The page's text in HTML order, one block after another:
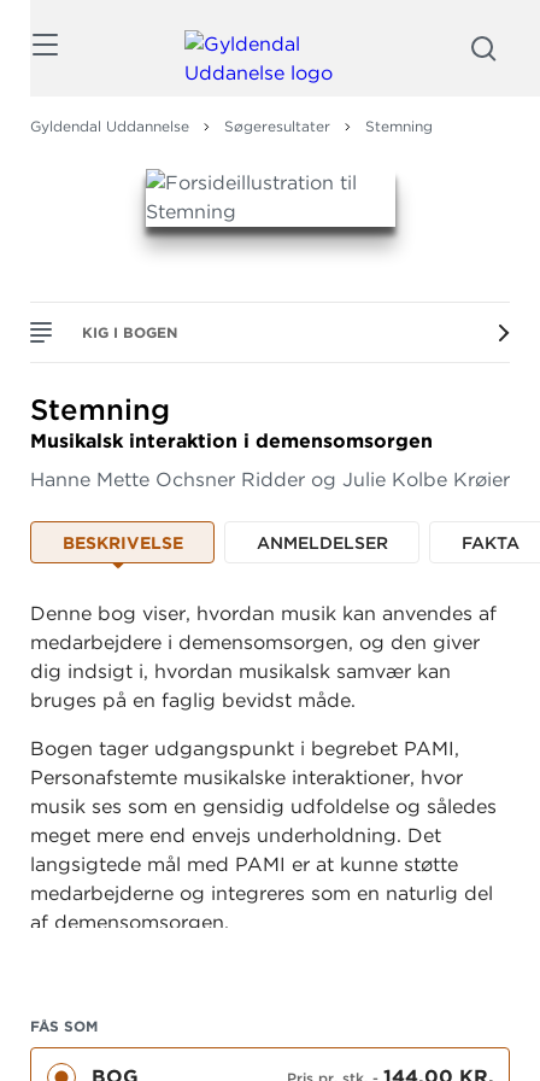
Gyldendal Uddannelse Søgeresultater Stemning
KIG I BOGEN
Stemning
Musikalsk interaktion i demensomsorgen
Hanne Mette Ochsner Ridder og Julie Kolbe Krøier
BESKRIVELSE ANMELDELSER FAKTA
Denne bog viser, hvordan musik kan anvendes af
medarbejdere i demensomsorgen, og den giver
dig indsigt i, hvordan musikalsk samvær kan
bruges på en faglig bevidst måde.
Bogen tager udgangspunkt i begrebet PAMI,
Personafstemte musikalske interaktioner, hvor
musik ses som en gensidig udfoldelse og således
meget mere end envejs underholdning. Det
langsigtede mål med PAMI er at kunne støtte
medarbejderne og integreres som en naturlig del
af demensomsorgen.
pårørende der ønsker mere viden om, hvordan de
kan bruge musik og/eller få et sprog for det de
FÅS SOM
BOG 144,00 KR.